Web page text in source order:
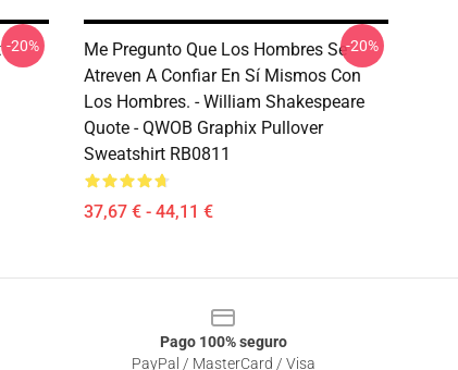
-20%
Me Pregunto Que Los Hombres Se
Atreven A Confiar En Sí Mismos Con
Los Hombres. - William Shakespeare
Quote - QWOB Graphix Pullover
Sweatshirt RB0811
37,67 € - 44,11 €
-20%
Pago 100% seguro
PayPal / MasterCard / Visa